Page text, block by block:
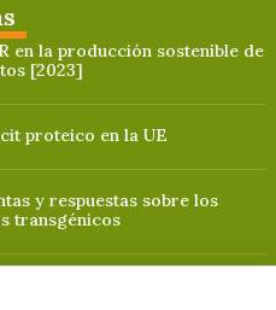
en la producción sostenible de
[2023]
proteico en la UE
y respuestas sobre los
transgénicos